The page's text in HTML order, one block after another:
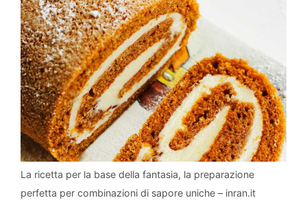
La ricetta per la base della fantasia, la preparazione
perfetta per combinazioni di sapore uniche – inran.it